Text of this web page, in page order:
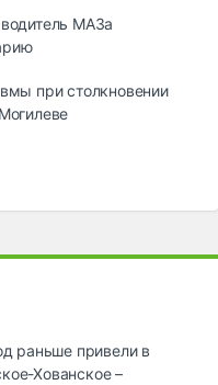
МАЗа
при столкновении
раньше привели в
Хованское –